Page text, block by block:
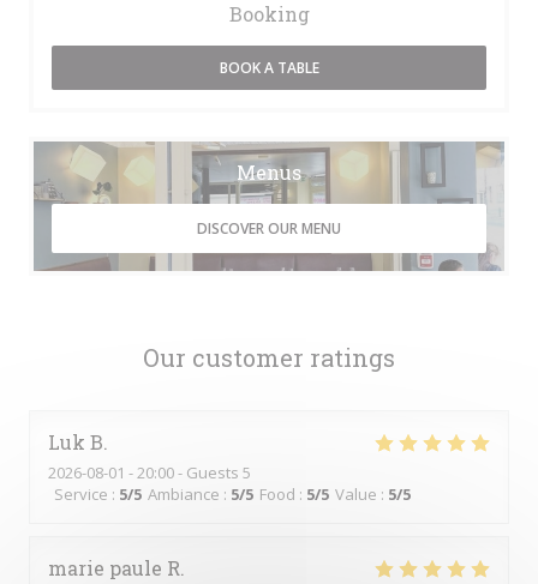
Our customer ratings
Luk B
2026-08-01 - 20:00 - Guests 5
Service : 5/5 Ambiance : 5/5 Food : 5/5 Value : 5/5
marie paule R
Booking
BOOK A TABLE
Menus
DISCOVER OUR MENU